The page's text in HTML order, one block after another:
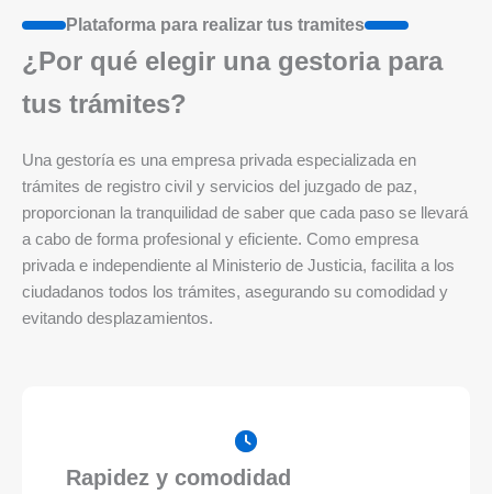
Plataforma para realizar tus tramites
¿Por qué elegir una gestoria para
tus trámites?
Una gestoría es una empresa privada especializada en
trámites de registro civil y servicios del juzgado de paz,
proporcionan la tranquilidad de saber que cada paso se llevará
a cabo de forma profesional y eficiente. Como empresa
privada e independiente al Ministerio de Justicia, facilita a los
ciudadanos todos los trámites, asegurando su comodidad y
evitando desplazamientos.
Rapidez y comodidad